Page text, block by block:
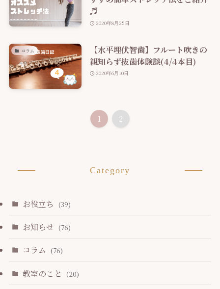
♬
2020年8月25日
コラム
【水平埋伏智歯】フルート吹きの
親知らず抜歯体験談(4/4本目)
2020年6月10日
1 2
Category
お役立ち (39)
お知らせ (76)
コラム (76)
教室のこと (20)